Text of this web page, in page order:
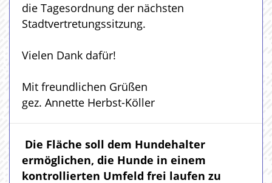
die Tagesordnung der nächsten
Stadtvertretungssitzung.
Vielen Dank dafür!
Mit freundlichen Grüßen
gez. Annette Herbst-Köller
Die Fläche soll dem Hundehalter
ermöglichen, die Hunde in einem
kontrollierten Umfeld frei laufen zu